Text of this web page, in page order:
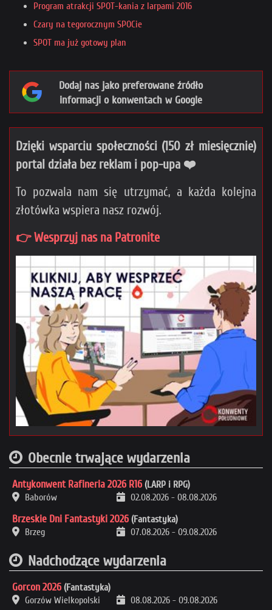
Program atrakcji SPOT-kania z larpami 2016
Czary na tegorocznym SPOCie
SPOT ma już gotowy plan
Dodaj nas jako preferowane źródło
informacji o konwentach w Google
Dzięki wsparciu społeczności (150 zł miesięcznie)
portal działa bez reklam i pop-upa ❤️
To pozwala nam się utrzymać, a każda kolejna
złotówka wspiera nasz rozwój.
👉 Wesprzyj nas na Patronite
Obecnie trwające wydarzenia
Antykonwent Rafineria 2026 R16 (LARP i RPG)
Baborów
02.08.2026 - 08.08.2026
Brzeskie Dni Fantastyki 2026 (Fantastyka)
Brzeg
07.08.2026 - 09.08.2026
Nadchodzące wydarzenia
Gorcon 2026 (Fantastyka)
Gorzów Wielkopolski
08.08.2026 - 09.08.2026